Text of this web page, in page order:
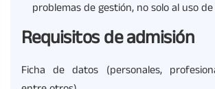
problemas de gestión, no solo al uso
Requisitos de admisión
Ficha de datos (personales,